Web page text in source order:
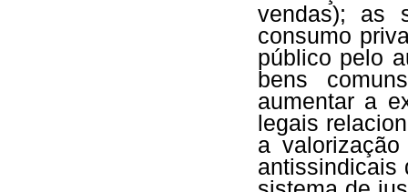
vendas); as
consumo
público pelo
bens
aumentar a
legais
a
antissindicais